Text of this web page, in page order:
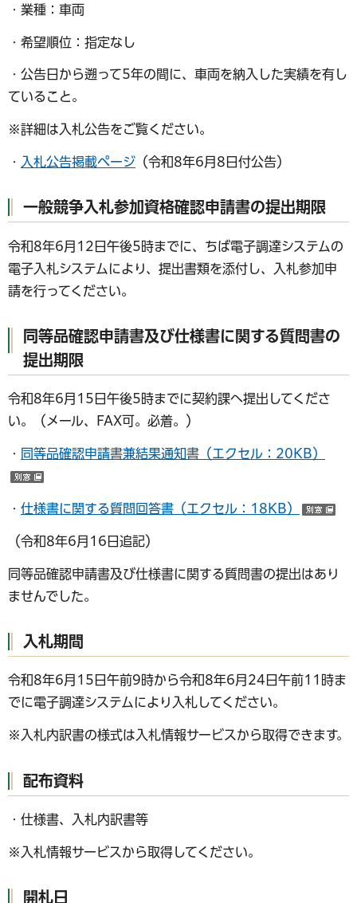
・業種：車両
・希望順位：指定なし
・公告日から遡って5年の間に、車両を納入した実績を有し
ていること。
※詳細は入札公告をご覧ください。
・ 入札公告掲載ページ （令和8年6月8日付公告）
一般競争入札参加資格確認申請書の提出期限
令和8年6月12日午後5時までに、ちば電子調達システムの
電子入札システムにより、提出書類を添付し、入札参加申
請を行ってください。
同等品確認申請書及び仕様書に関する質問書の
提出期限
令和8年6月15日午後5時までに契約課へ提出してくださ
い。（メール、FAX可。必着。）
・ 同等品確認申請書兼結果通知書（エクセル：20KB）
・ 仕様書に関する質問回答書（エクセル：18KB）
（令和8年6月16日追記）
同等品確認申請書及び仕様書に関する質問書の提出はあり
ませんでした。
入札期間
令和8年6月15日午前9時から令和8年6月24日午前11時ま
でに電子調達システムにより入札してください。
※入札内訳書の様式は入札情報サービスから取得できます。
配布資料
・仕様書、入札内訳書等
※入札情報サービスから取得してください。
開札日